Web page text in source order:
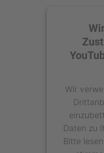
Wir
Daten zu
Bitte